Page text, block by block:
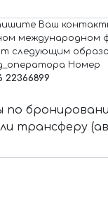
Ваш
международном
следующим
Номер
22366899
по
трансферу